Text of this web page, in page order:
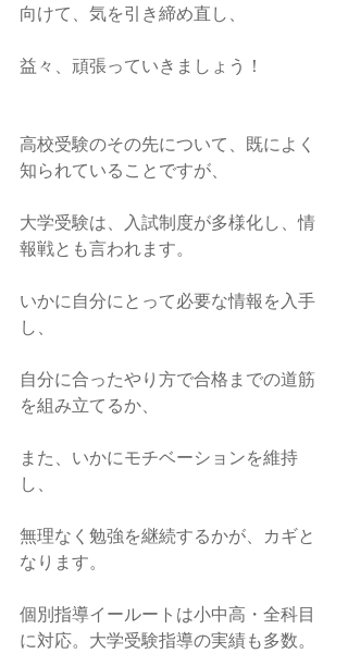
向けて、気を引き締め直し、
益々、頑張っていきましょう！
高校受験のその先について、既によく
知られていることですが、
大学受験は、入試制度が多様化し、情
報戦とも言われます。
いかに自分にとって必要な情報を入手
し、
自分に合ったやり方で合格までの道筋
を組み立てるか、
また、いかにモチベーションを維持
し、
無理なく勉強を継続するかが、カギと
なります。
個別指導イールートは小中高・全科目
に対応。大学受験指導の実績も多数。